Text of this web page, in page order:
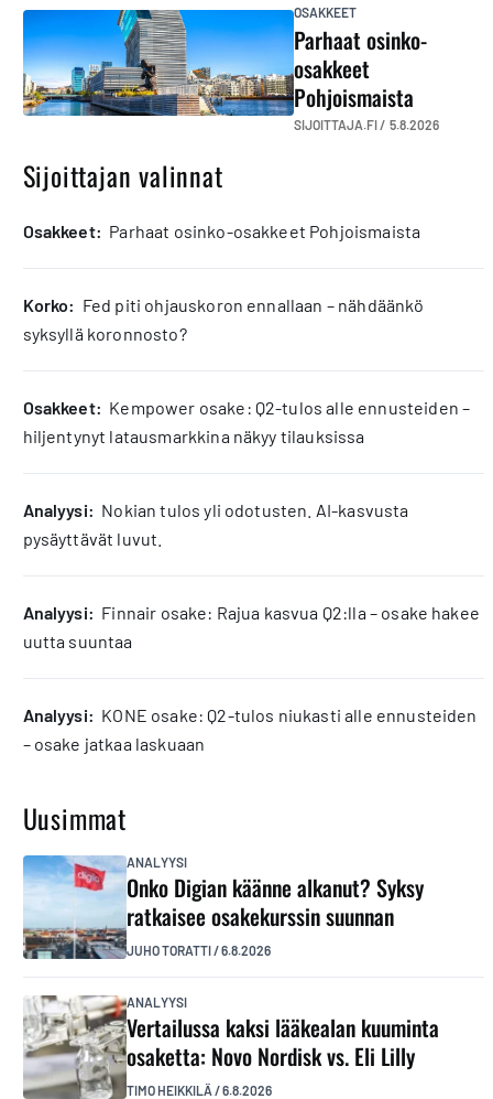
OSAKKEET
Parhaat osinko-
osakkeet
Pohjoismaista
SIJOITTAJA.FI / 5.8.2026
Sijoittajan valinnat
osakkeet: Parhaat osinko-osakkeet Pohjoismaista
korko: Fed piti ohjauskoron ennallaan – nähdäänkö
syksyllä koronnosto?
osakkeet: Kempower osake: Q2-tulos alle ennusteiden –
hiljentynyt latausmarkkina näkyy tilauksissa
analyysi: Nokian tulos yli odotusten. AI-kasvusta
pysäyttävät luvut.
analyysi: Finnair osake: Rajua kasvua Q2:lla – osake hakee
uutta suuntaa
analyysi: KONE osake: Q2-tulos niukasti alle ennusteiden
– osake jatkaa laskuaan
Uusimmat
ANALYYSI
Onko Digian käänne alkanut? Syksy
ratkaisee osakekurssin suunnan
JUHO TORATTI/6.8.2026
ANALYYSI
Vertailussa kaksi lääkealan kuuminta
osaketta: Novo Nordisk vs. Eli Lilly
TIMO HEIKKILÄ /6.8.2026